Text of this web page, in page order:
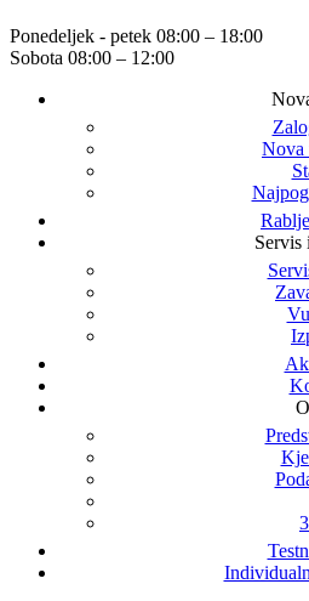
Ponedeljek - petek 08:00 – 18:00
Sobota 08:00 – 12:00
Nova
Servis